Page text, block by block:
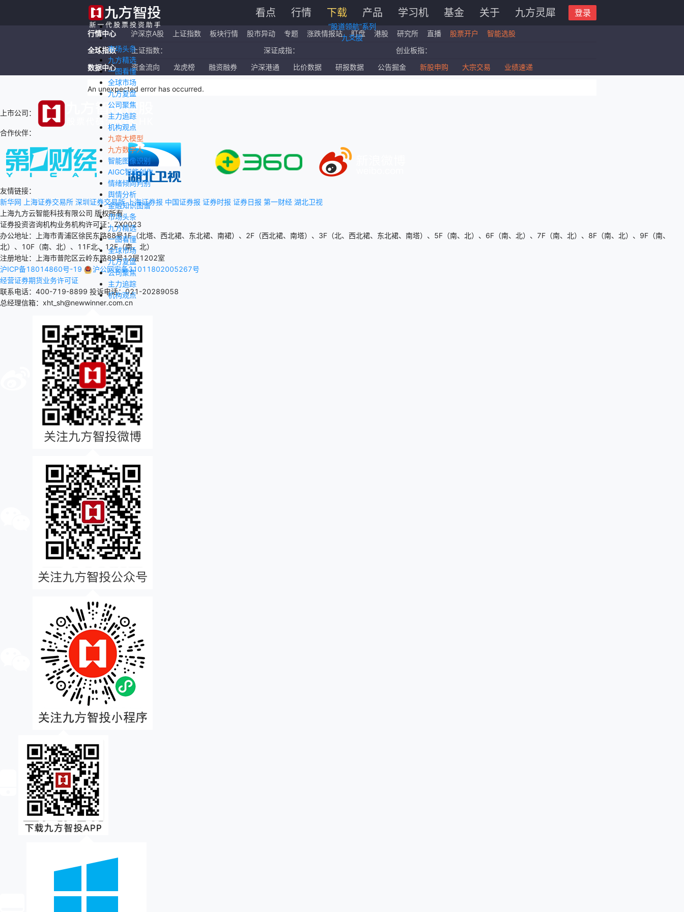
看点 行情 下载 产品 学习机 基金 关于 九方灵犀 登录
“股道领航”系列
九爻股
市场头条
九方精选
一图看懂
全球市场
九方复盘
公司聚焦
主力追踪
机构观点
九章大模型
九方数字人
智能图像识别
AIGC智能创作
情绪倾向判别
舆情分析
金融知识图谱
市场头条
九方精选
一图看懂
全球市场
九方复盘
公司聚焦
主力追踪
机构观点
行情中心 沪深京A股 上证指数 板块行情 股市异动 专题 涨跌情报站 盯盘 港股 研究所 直播 股票开户
智能选股
全球指数
上证指数： 深证成指：
创业板指：
恒生指数：
国企指数：
红筹指数：
纳斯达克ETF：
数据中心 资金流向 龙虎榜 融资融券 沪深港通 比价数据 研报数据 公告掘金 新股申购 大宗交易 业绩速递
An unexpected error has occurred.
上市公司：
合作伙伴：
友情链接：
新华网
上海证券交易所 深圳证券交易所 上海证券报 中国证券报 证券时报 证券日报 第一财经 湖北卫视
上海九方云智能科技有限公司 版权所有
证券投资咨询机构业务机构许可证：ZX0023
办公地址：上海市青浦区徐民东路88号1F（北塔、西北裙、东北裙、南裙）、2F（西北裙、南塔）、3F（北、西北裙、东北裙、南塔）、5F（南、北）、6F（南、北）、7F（南、北）、8F（南、北）、9F（南、
北）、10F（南、北）、11F北、12F（南、北）
注册地址：上海市普陀区云岭东路89号12层1202室
沪ICP备18014860号-19
沪公网安备31011802005267号
经营证券期货业务许可证
联系电话：400-719-8899 投诉电话：021-20289058
总经理信箱：xht_sh@newwinner.com.cn